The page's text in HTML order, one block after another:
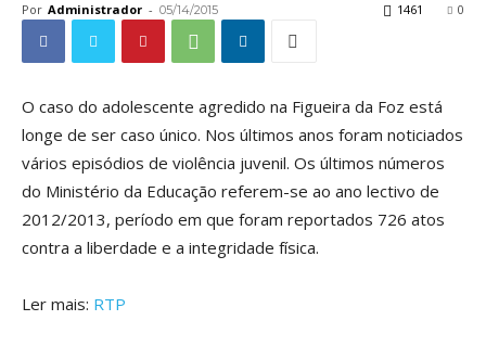
Por Administrador - 05/14/2015 0
1461
O caso do adolescente agredido na Figueira da Foz está
longe de ser caso único. Nos últimos anos foram noticiados
vários episódios de violência juvenil. Os últimos números
do Ministério da Educação referem-se ao ano lectivo de
2012/2013, período em que foram reportados 726 atos
contra a liberdade e a integridade física.
Ler mais: RTP